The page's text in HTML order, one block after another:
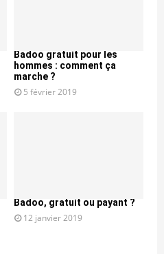
Badoo gratuit pour les
hommes : comment ça
marche ?
5 février 2019
Badoo, gratuit ou payant ?
12 janvier 2019